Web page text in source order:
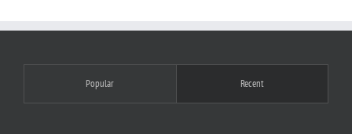
Popular Recent